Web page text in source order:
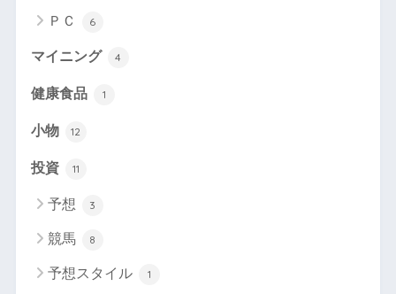
ＰＣ 6
マイニング 4
健康食品 1
小物 12
投資 11
予想 3
競馬 8
予想スタイル 1